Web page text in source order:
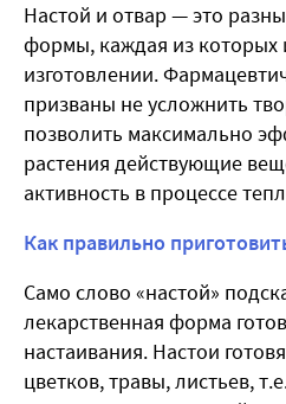
Настой и отвар — это
формы, каждая из которых
изготовлении.
призваны не усложнить
позволить максимально
растения действующие
активность в процессе
Как правильно
Само слово «настой»
лекарственная форма
настаивания. Настои
цветков, травы, листьев,